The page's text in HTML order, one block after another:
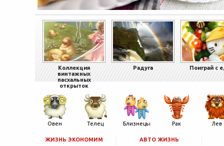
Коллекция
винтажных
пасхальных
открыток
Радуга Поиграй с
Овен Телец Близнецы Рак Лев
ЖИЗНЬ ЭКОНОМИМ АВТО ЖИЗНЬ